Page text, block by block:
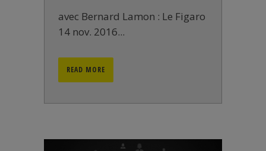
avec Bernard Lamon : Le Figaro
14 nov. 2016...
READ MORE